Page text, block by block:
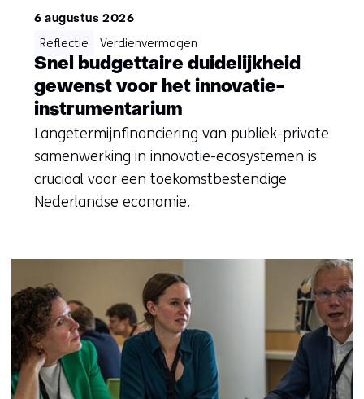
6 augustus 2026
Snel budgettaire duidelijkheid
gewenst voor het innovatie-
instrumentarium
Langetermijnfinanciering van publiek-private
samenwerking in innovatie-ecosystemen is
cruciaal voor een toekomstbestendige
Nederlandse economie.
Reflectie Verdienvermogen